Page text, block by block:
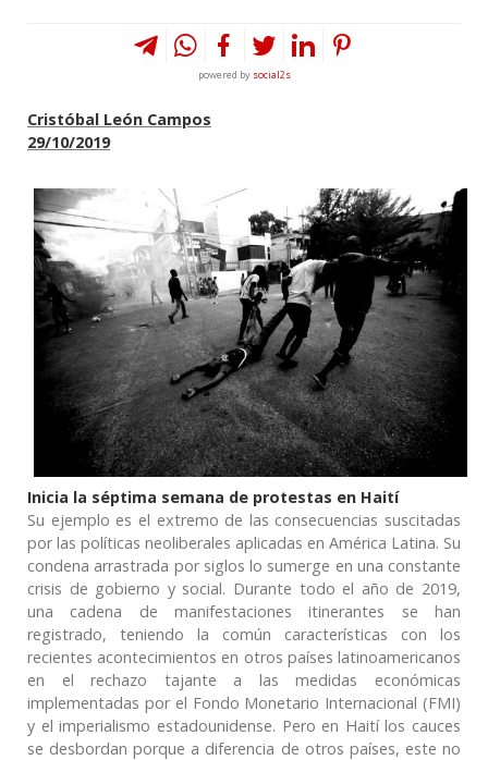
powered by social2s
Cristóbal León Campos
29/10/2019
Inicia la séptima semana de protestas en Haití
Su ejemplo es el extremo de las consecuencias suscitadas
por las políticas neoliberales aplicadas en América Latina. Su
condena arrastrada por siglos lo sumerge en una constante
crisis de gobierno y social. Durante todo el año de 2019,
una cadena de manifestaciones itinerantes se han
registrado, teniendo la común características con los
recientes acontecimientos en otros países latinoamericanos
en el rechazo tajante a las medidas económicas
implementadas por el Fondo Monetario Internacional (FMI)
y el imperialismo estadounidense. Pero en Haití los cauces
se desbordan porque a diferencia de otros países, este no